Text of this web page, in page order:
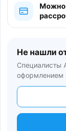
Можно
Не нашли
Специалисты
оформлением